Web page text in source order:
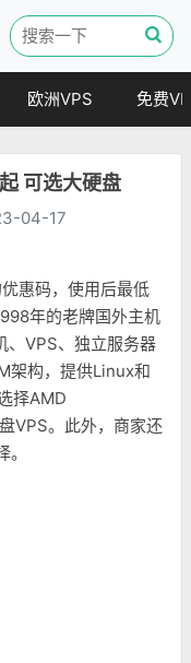
欧洲VPS 免费
可选大硬盘
04-17
惠码，使用后最低
年的老牌国外主机
、VPS、独立服务器
架构，提供Linux和
择AMD
VPS。此外，商家还